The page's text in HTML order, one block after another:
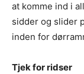
at komme ind i
sidder og slider
inden for
Tjek for ridser